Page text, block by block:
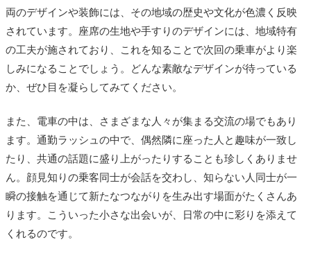
両のデザインや装飾には、その地域の歴史や文化が色濃く反映
されています。座席の生地や手すりのデザインには、地域特有
の工夫が施されており、これを知ることで次回の乗車がより楽
しみになることでしょう。どんな素敵なデザインが待っている
か、ぜひ目を凝らしてみてください。
また、電車の中は、さまざまな人々が集まる交流の場でもあり
ます。通勤ラッシュの中で、偶然隣に座った人と趣味が一致し
たり、共通の話題に盛り上がったりすることも珍しくありませ
ん。顔見知りの乗客同士が会話を交わし、知らない人同士が一
瞬の接触を通じて新たなつながりを生み出す場面がたくさんあ
ります。こういった小さな出会いが、日常の中に彩りを添えて
くれるのです。